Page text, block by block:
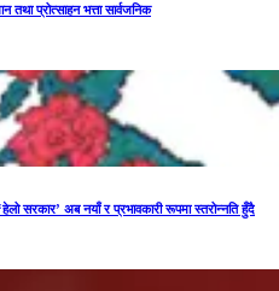
तथा प्रोत्साहन भत्ता सार्वजनिक
सरकार’ अब नयाँ र प्रभावकारी रूपमा स्तरोन्नति हुँदै